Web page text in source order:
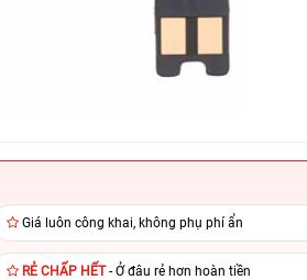
Giá luôn công khai, không phụ phí ẩn
RẺ CHẤP HẾT- Ở đâu rẻ hơn hoàn tiền